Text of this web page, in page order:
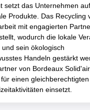
setzt das Unternehmen
Produkte. Das Recycling
mit engagierten
wodurch die lokale
sein ökologisch
Handeln gestärkt
von Bordeaux
einen
einsetzt.